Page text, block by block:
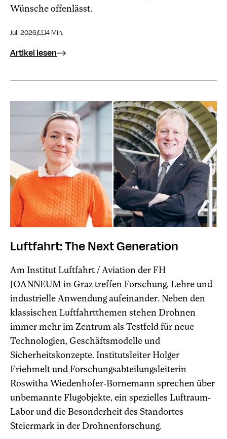
Wünsche offenlässt.
Juli 2026/ 4 Min.
Artikel lesen
Luftfahrt: The Next Generation
Am Institut Luftfahrt / Aviation der FH
JOANNEUM in Graz treffen Forschung, Lehre und
industrielle Anwendung aufeinander. Neben den
klassischen Luftfahrtthemen stehen Drohnen
immer mehr im Zentrum als Testfeld für neue
Technologien, Geschäftsmodelle und
Sicherheitskonzepte. Institutsleiter Holger
Friehmelt und Forschungsabteilungsleiterin
Roswitha Wiedenhofer-Bornemann sprechen über
unbemannte Flugobjekte, ein spezielles Luftraum-
Labor und die Besonderheit des Standortes
Steiermark in der Drohnenforschung.